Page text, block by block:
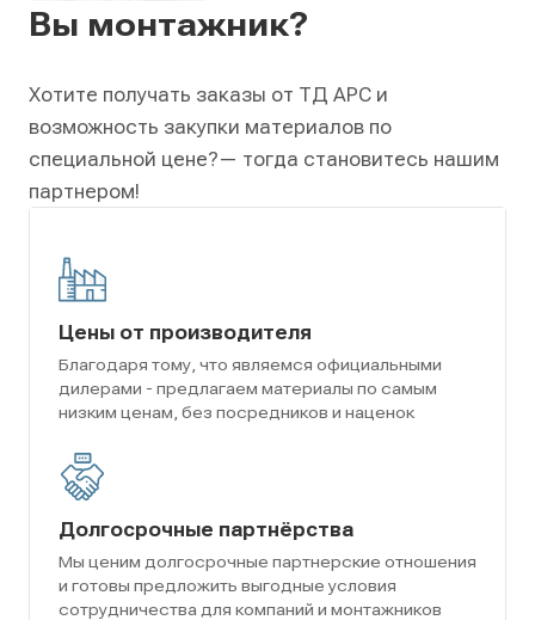
Вы монтажник?
Хотите получать заказы от ТД АРС и
возможность закупки материалов по
специальной цене?— тогда становитесь нашим
партнером!
Цены от производителя
Благодаря тому, что являемся официальными
дилерами - предлагаем материалы по самым
низким ценам, без посредников и наценок
Долгосрочные партнёрства
Мы ценим долгосрочные партнерские отношения
и готовы предложить выгодные условия
сотрудничества для компаний и монтажников